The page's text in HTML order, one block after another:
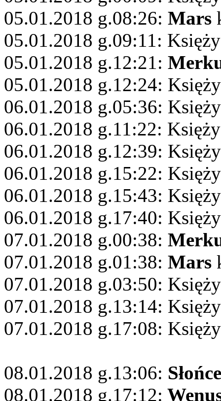
05.01.2018 g.08:26: Mars
05.01.2018 g.09:11:
05.01.2018 g.12:21:
05.01.2018 g.12:24:
06.01.2018 g.05:36:
06.01.2018 g.11:22:
06.01.2018 g.12:39:
06.01.2018 g.15:22:
06.01.2018 g.15:43:
06.01.2018 g.17:40:
07.01.2018 g.00:38:
07.01.2018 g.01:38: Mars
07.01.2018 g.03:50:
07.01.2018 g.13:14:
07.01.2018 g.17:08:
08.01.2018 g.13:06: Słońce
08.01.2018 g.17:12: